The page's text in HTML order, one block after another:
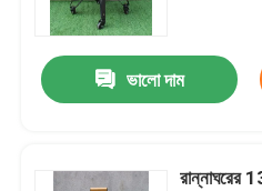
ভালো দাম
রান্নাঘরের